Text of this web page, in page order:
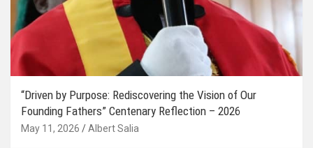
“Driven by Purpose: Rediscovering the Vision of Our
Founding Fathers” Centenary Reflection – 2026
May 11, 2026 Albert Salia